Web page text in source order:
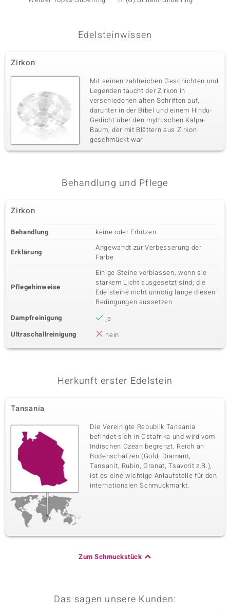
Edelsteinwissen
Zirkon
Mit seinen zahlreichen Geschichten und
Legenden taucht der Zirkon in
verschiedenen alten Schriften auf,
darunter in der Bibel und einem Hindu-
Gedicht über den mythischen Kalpa-
Baum, der mit Blättern aus Zirkon
geschmückt war.
Behandlung und Pflege
Zirkon
Behandlung keine oder Erhitzen
Erklärung
Angewandt zur Verbesserung der
Farbe
Pflegehinweise
Einige Steine verblassen, wenn sie
starkem Licht ausgesetzt sind; die
Edelsteine nicht unnötig lange diesen
Bedingungen aussetzen
Dampfreinigung
ja
Ultraschallreinigung
nein
Herkunft erster Edelstein
Tansania
Die Vereinigte Republik Tansania
befindet sich in Ostafrika und wird vom
Indischen Ozean begrenzt. Reich an
Bodenschätzen (Gold, Diamant,
Tansanit, Rubin, Granat, Tsavorit z.B.),
ist es eine wichtige Anlaufstelle für den
internationalen Schmuckmarkt.
Zum Schmuckstück
Das sagen unsere Kunden: